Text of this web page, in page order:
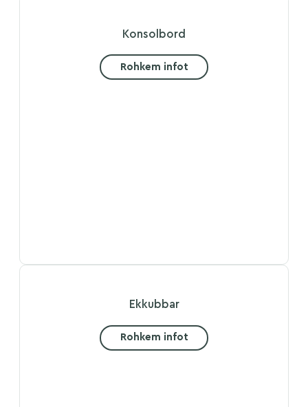
Konsolbord
Rohkem infot
Ekkubbar
Rohkem infot